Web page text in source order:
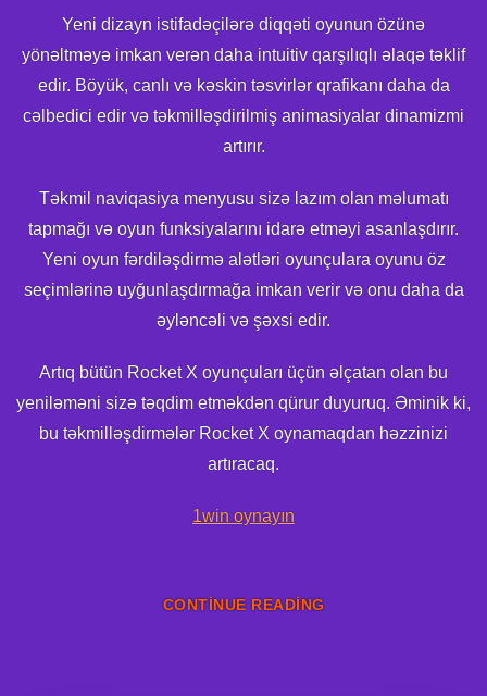
Yeni dizayn istifadəçilərə diqqəti oyunun özünə
yönəltməyə imkan verən daha intuitiv qarşılıqlı əlaqə təklif
edir. Böyük, canlı və kəskin təsvirlər qrafikanı daha da
cəlbedici edir və təkmilləşdirilmiş animasiyalar dinamizmi
artırır.
Təkmil naviqasiya menyusu sizə lazım olan məlumatı
tapmağı və oyun funksiyalarını idarə etməyi asanlaşdırır.
Yeni oyun fərdiləşdirmə alətləri oyunçulara oyunu öz
seçimlərinə uyğunlaşdırmağa imkan verir və onu daha da
əyləncəli və şəxsi edir.
Artıq bütün Rocket X oyunçuları üçün əlçatan olan bu
yeniləməni sizə təqdim etməkdən qürur duyuruq. Əminik ki,
bu təkmilləşdirmələr Rocket X oynamaqdan həzzinizi
artıracaq.
1win oynayın
CONTINUE READING